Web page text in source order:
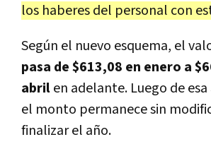
los haberes del personal con
Según el nuevo esquema, el
pasa de $613,08 en enero a
abrilen adelante. Luego de
el monto permanece sin
finalizar el año.